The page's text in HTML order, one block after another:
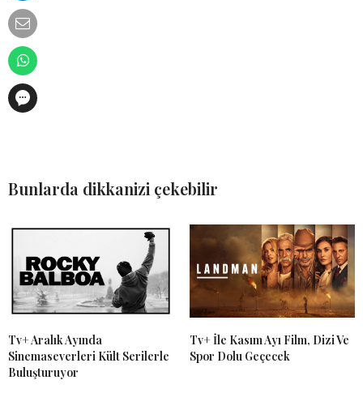
Bunlarda dikkanizi çekebilir
Tv+ Aralık Ayında
Sinemaseverleri Kült Serilerle
Buluşturuyor
Tv+ İle Kasım Ayı Film, Dizi Ve
Spor Dolu Geçecek